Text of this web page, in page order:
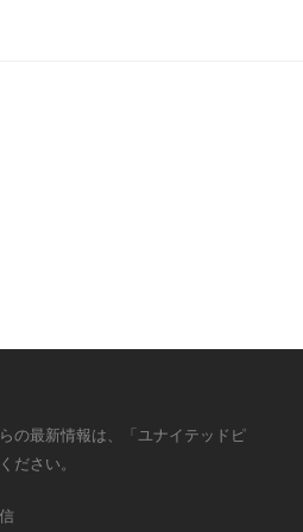
の最新情報は、「ユナイテッドピ
ださい。